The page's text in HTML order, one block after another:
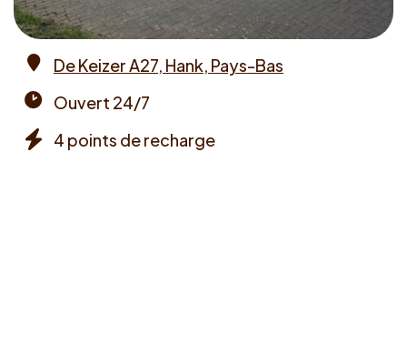
De Keizer A27, Hank, Pays-Bas
times
Ouvert 24/7
4 points de recharge